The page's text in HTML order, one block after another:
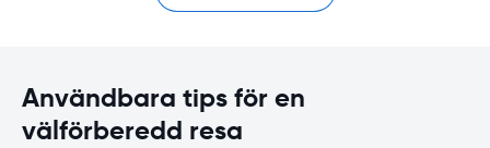
Användbara tips för en
välförberedd resa